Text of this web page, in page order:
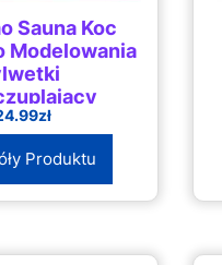
Sauna Koc
Modelowania
zł
Produktu